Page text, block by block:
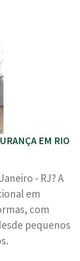
EM RIO
- RJ? A
em
com
pequenos